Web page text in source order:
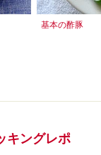
基本の酢豚
キングレポ